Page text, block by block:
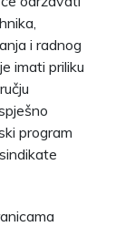
i radnog
imati priliku
program